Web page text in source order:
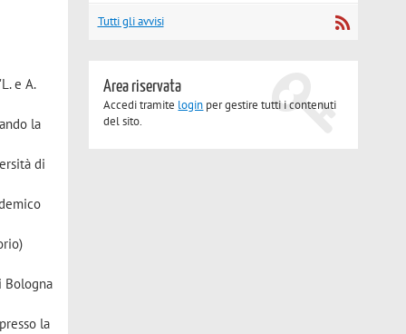
e A.
la
di
Bologna
la
Tutti gli avvisi
Area riservata
Accedi tramite login per gestire tutti i contenuti
del sito.